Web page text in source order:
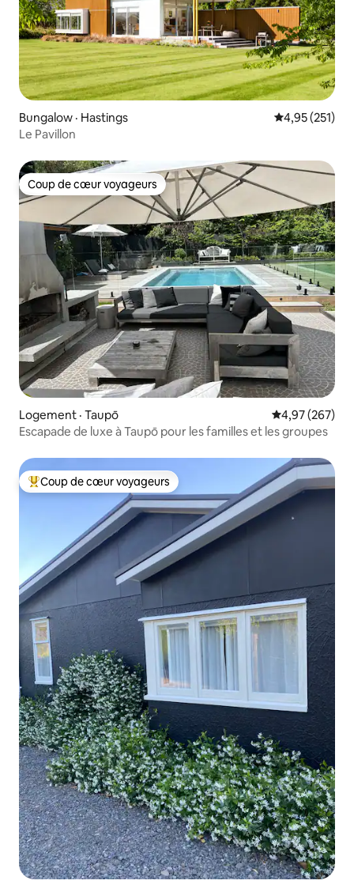
Bungalow · Hastings Note
4,95 (251)
Le Pavillon
Coup de cœur voyageurs
Coup de cœur voyageurs
Logement · Taupō Note
4,97 (267)
Escapade de luxe à Taupō pour les familles et les groupes
Coup de cœur voyageurs parmi les plus aimés
Coup de cœur voyageurs